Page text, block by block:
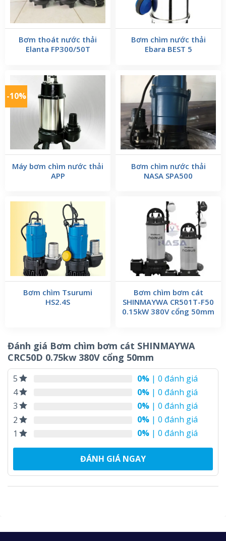
Bơm thoát nước thải
Elanta FP300/50T
Bơm chìm nước thải
Ebara BEST 5
-10%
Máy bơm chìm nước thải
APP
Bơm chìm nước thải
NASA SPA500
Bơm chìm Tsurumi
HS2.4S
Bơm chìm bơm cát
SHINMAYWA CR501T-F50
0.15kW 380V cổng 50mm
Đánh giá Bơm chìm bơm cát SHINMAYWA
CRC50D 0.75kw 380V cổng 50mm
5 0% | 0 đánh giá
4
0% | 0 đánh giá
3
0% | 0 đánh giá
2
0% | 0 đánh giá
1
0% | 0 đánh giá
ĐÁNH GIÁ NGAY